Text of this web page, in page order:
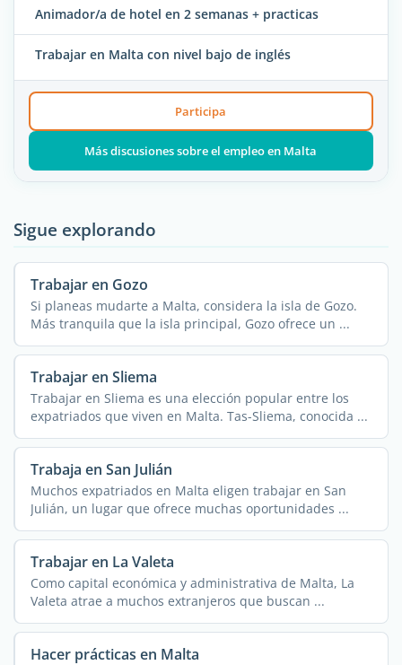
Animador/a de hotel en 2 semanas + practicas
Trabajar en Malta con nivel bajo de inglés
Participa
Más discusiones sobre el empleo en Malta
Sigue explorando
Trabajar en Gozo
Si planeas mudarte a Malta, considera la isla de Gozo.
Más tranquila que la isla principal, Gozo ofrece un ...
Trabajar en Sliema
Trabajar en Sliema es una elección popular entre los
expatriados que viven en Malta. Tas-Sliema, conocida ...
Trabaja en San Julián
Muchos expatriados en Malta eligen trabajar en San
Julián, un lugar que ofrece muchas oportunidades ...
Trabajar en La Valeta
Como capital económica y administrativa de Malta, La
Valeta atrae a muchos extranjeros que buscan ...
Hacer prácticas en Malta